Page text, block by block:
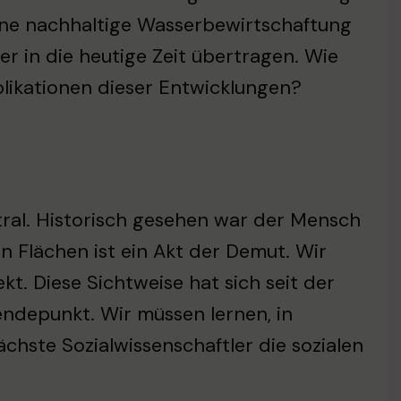
nachhaltige Wasserbewirtschaftung
in die heutige Zeit übertragen. Wie
dieser Entwicklungen?
Historisch gesehen war der Mensch
Flächen ist ein Akt der Demut. Wir
Diese Sichtweise hat sich seit der
Wir müssen lernen, in
Sozialwissenschaftler die sozialen